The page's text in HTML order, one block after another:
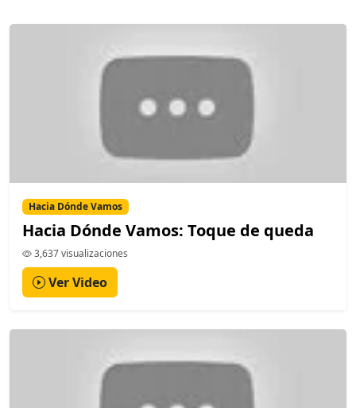
Hacia Dónde Vamos
Hacia Dónde Vamos: Toque de queda
3,637 visualizaciones
Ver Video